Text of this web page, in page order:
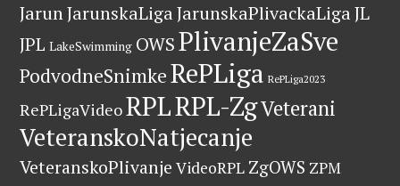
JarunJarunskaLiga JarunskaPlivackaLiga JL
JPL LakeSwimming OWS PlivanjeZaSve
PodvodneSnimkeRePLiga RePLiga2023
RePLigaVideoRPLRPL-ZgVeterani
VeteranskoNatjecanje
VeteranskoPlivanje VideoRPL ZgOWS ZPM